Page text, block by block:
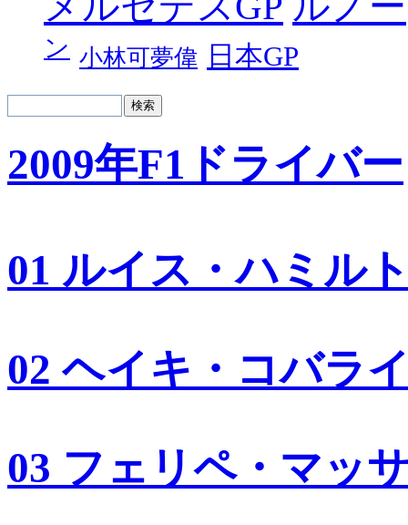
ン 小林可夢偉 日本GP
2009年F1ドライバー
01 ルイス・ハミル
02 ヘイキ・コバラ
03 フェリペ・マッ